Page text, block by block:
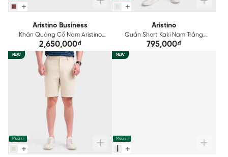
Aristino Business
Khăn Quàng Cổ Nam Aristino
Business 1SF006S0H4
2,650,000₫
Aristino
Quần Short Kaki Nam Trắng
Aristino ASO214SAH2
795,000₫
NEW
Mua sỉ
NEW
Mua sỉ